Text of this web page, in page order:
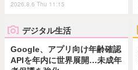
2026.8.6 Thu 11:15
デジタル生活
Google、アプリ向け年齢確認
APIを年内に世界展開…未成年